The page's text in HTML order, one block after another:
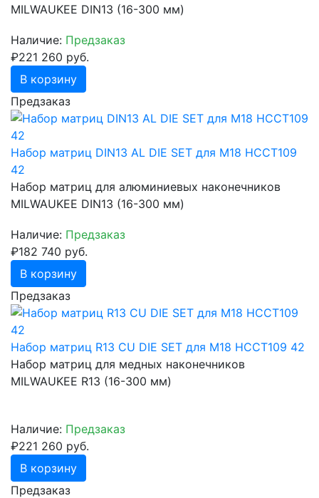
MILWAUKEE DIN13 (16-300 мм)
Наличие: Предзаказ
₽221 260 руб.
В корзину
Предзаказ
Набор матриц DIN13 AL DIE SET для M18 HCCT109
42
Набор матриц для алюминиевых наконечников
MILWAUKEE DIN13 (16-300 мм)
Наличие: Предзаказ
₽182 740 руб.
В корзину
Предзаказ
Набор матриц R13 CU DIE SET для M18 HCCT109 42
Набор матриц для медных наконечников
MILWAUKEE R13 (16-300 мм)
Наличие: Предзаказ
₽221 260 руб.
В корзину
Предзаказ